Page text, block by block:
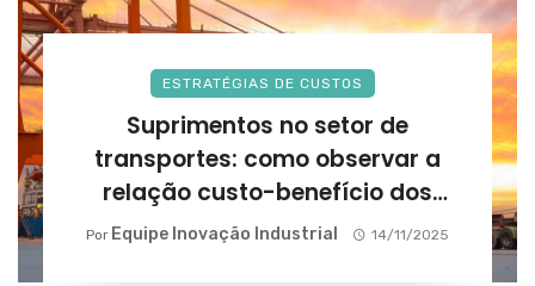
ESTRATÉGIAS DE CUSTOS
Suprimentos no setor de
transportes: como observar a
relação custo-benefício dos
fornecedores?
Por Equipe Inovação Industrial 14/11/2025